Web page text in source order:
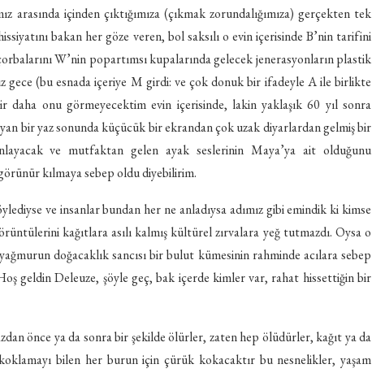
arasında içinden çıktığımıza (çıkmak zorundalığımıza) gerçekten tek
bakan her göze veren, bol saksılı o evin içerisinde B’nin tarifini
W’nin popartımsı kupalarında gelecek jenerasyonların plastik
gece (bu esnada içeriye M girdi: ve çok donuk bir ifadeyle A ile birlikte
onu görmeyecektim evin içerisinde, lakin yaklaşık 60 yıl sonra
bir yaz sonunda küçücük bir ekrandan çok uzak diyarlardan gelmiş bir
ve mutfaktan gelen ayak seslerinin Maya’ya ait olduğunu
kılmaya sebep oldu diyebilirim.
ve insanlar bundan her ne anladıysa adımız gibi emindik ki kimse
kağıtlara asılı kalmış kültürel zırvalara yeğ tutmazdı. Oysa o
doğacaklık sancısı bir bulut kümesinin rahminde acılara sebep
geldin Deleuze, şöyle geç, bak içerde kimler var, rahat hissettiğin bir
önce ya da sonra bir şekilde ölürler, zaten hep ölüdürler, kağıt ya da
bilen her burun için çürük kokacaktır bu nesnelikler, yaşam